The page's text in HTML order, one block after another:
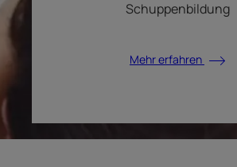
Schuppenbildung
Mehr erfahren